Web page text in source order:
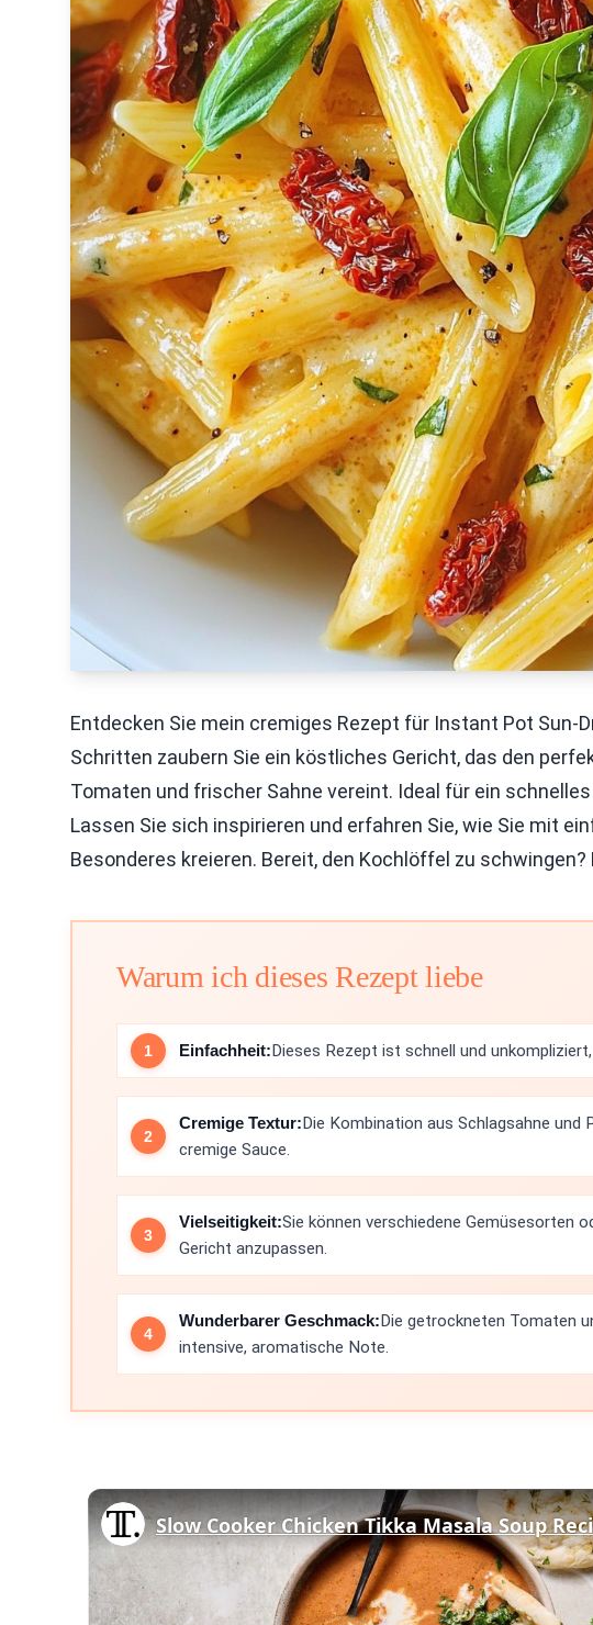
Entdecken Sie mein cremiges Rezept für Instant Pot Sun-
Schritten zaubern Sie ein köstliches Gericht, das den
Tomaten und frischer Sahne vereint. Ideal für ein
Lassen Sie sich inspirieren und erfahren Sie, wie Sie mit
Besonderes kreieren. Bereit, den Kochlöffel zu schwingen?
Warum ich dieses Rezept liebe
Einfachheit:Dieses Rezept ist schnell und
Cremige Textur:Die Kombination aus Schlagsahne
cremige Sauce.
Vielseitigkeit:Sie können verschiedene Gemüsesorten
Gericht anzupassen.
Wunderbarer Geschmack:Die getrockneten Tomaten
intensive, aromatische Note.
Slow Cooker Chicken Tikka Masala Soup